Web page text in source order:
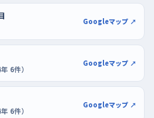
Googleマップ ↗
6件）
Googleマップ ↗
6件）
Googleマップ ↗